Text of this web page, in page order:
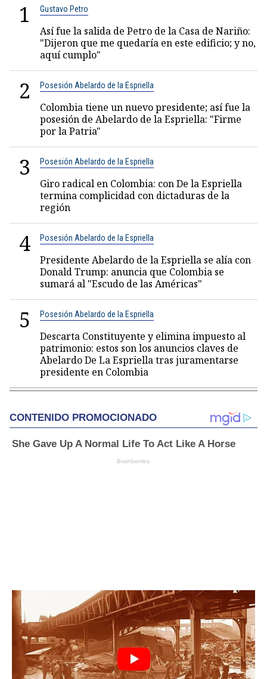
1 Gustavo Petro
Así fue la salida de Petro de la Casa de Nariño:
"Dijeron que me quedaría en este edificio; y no,
aquí cumplo"
2 Posesión Abelardo de la Espriella
Colombia tiene un nuevo presidente; así fue la
posesión de Abelardo de la Espriella: "Firme
por la Patria"
3 Posesión Abelardo de la Espriella
Giro radical en Colombia: con De la Espriella
termina complicidad con dictaduras de la
región
4 Posesión Abelardo de la Espriella
Presidente Abelardo de la Espriella se alía con
Donald Trump: anuncia que Colombia se
sumará al "Escudo de las Américas"
5 Posesión Abelardo de la Espriella
Descarta Constituyente y elimina impuesto al
patrimonio: estos son los anuncios claves de
Abelardo De La Espriella tras juramentarse
presidente en Colombia